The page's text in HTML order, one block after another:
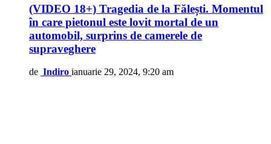
(VIDEO 18+) Tragedia de la Fălești. Momentul
în care pietonul este lovit mortal de un
automobil, surprins de camerele de
supraveghere
de Indiro ianuarie 29, 2024, 9:20 am